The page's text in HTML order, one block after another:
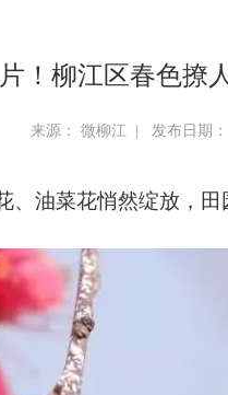
！柳江区春色撩
来源： 微柳江 | 发布日期：
油菜花悄然绽放，